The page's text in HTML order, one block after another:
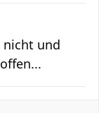
nicht und